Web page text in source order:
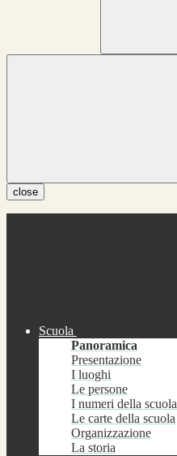
close
Scuola
Panoramica
Presentazione
I luoghi
Le persone
I numeri della scuola
Le carte della scuola
Organizzazione
La storia